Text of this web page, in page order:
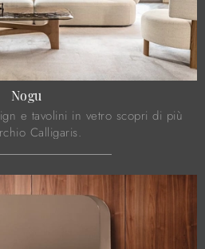
Nogu
e tavolini in vetro scopri di più
Calligaris.